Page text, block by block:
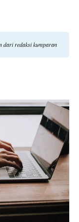
dari redaksi kumparan